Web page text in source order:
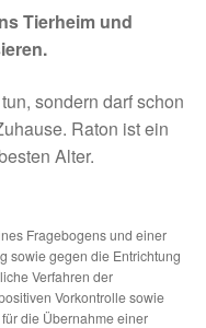
Tierheim und
sondern darf schon
Raton ist ein
Alter.
Fragebogens und einer
sowie gegen die Entrichtung
Verfahren der
Vorkontrolle sowie
die Übernahme einer